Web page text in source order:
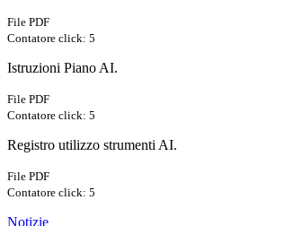
File PDF
Contatore click: 5
Istruzioni Piano AI.
File PDF
Contatore click: 5
Registro utilizzo strumenti AI.
File PDF
Contatore click: 5
Notizie